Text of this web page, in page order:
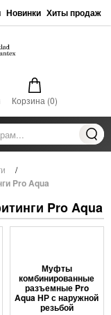
Новинки Хиты продаж
Корзина (0)
/
Pro Aqua
Pro Aqua
Муфты
комбинированные
разъемные Pro
Aqua НР с наружной
резьбой